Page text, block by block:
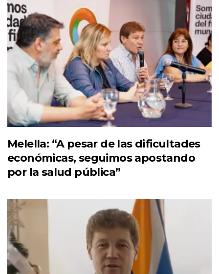
Melella: “A pesar de las dificultades
económicas, seguimos apostando
por la salud pública”